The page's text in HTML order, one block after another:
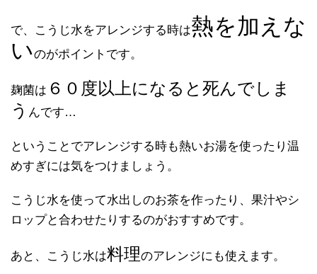
で、こうじ水をアレンジする時は熱を加えな
いのがポイントです。
麹菌は ６０度以上になると死んでしま
う んです…
ということでアレンジする時も熱いお湯を使ったり温
めすぎには気をつけましょう。
こうじ水を使って水出しのお茶を作ったり、果汁やシ
ロップと合わせたりするのがおすすめです。
あと、こうじ水は料理のアレンジにも使えます。